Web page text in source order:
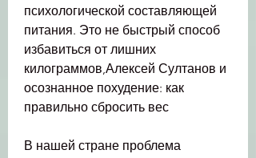
психологической составляющей
питания. Это не быстрый способ
избавиться от лишних
килограммов,Алексей Султанов и
осознанное похудение: как
правильно сбросить вес
В нашей стране проблема